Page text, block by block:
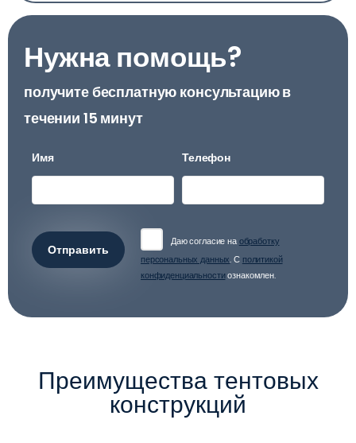
Нужна помощь?
получите бесплатную консультацию в
течении 15 минут
Имя Телефон
Отправить
Даю согласие наобработку
персональных данных. С политикой
конфиденциальностиознакомлен.
Преимущества тентовых
конструкций